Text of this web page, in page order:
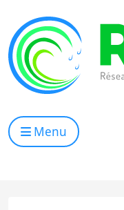
Menu